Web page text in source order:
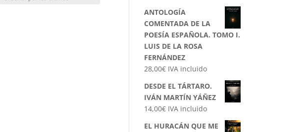
ANTOLOGÍA
COMENTADA DE LA
POESÍA ESPAÑOLA. TOMO I.
LUIS DE LA ROSA
FERNÁNDEZ
28,00€ IVA incluido
DESDE EL TÁRTARO.
IVÁN MARTÍN YÁÑEZ
14,00€ IVA incluido
EL HURACÁN QUE ME